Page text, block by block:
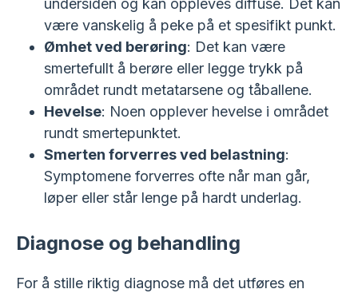
undersiden og kan oppleves diffuse. Det kan
være vanskelig å peke på et spesifikt punkt.
Ømhet ved berøring: Det kan være
smertefullt å berøre eller legge trykk på
området rundt metatarsene og tåballene.
Hevelse: Noen opplever hevelse i området
rundt smertepunktet.
Smerten forverres ved belastning:
Symptomene forverres ofte når man går,
løper eller står lenge på hardt underlag.
Diagnose og behandling
For å stille riktig diagnose må det utføres en